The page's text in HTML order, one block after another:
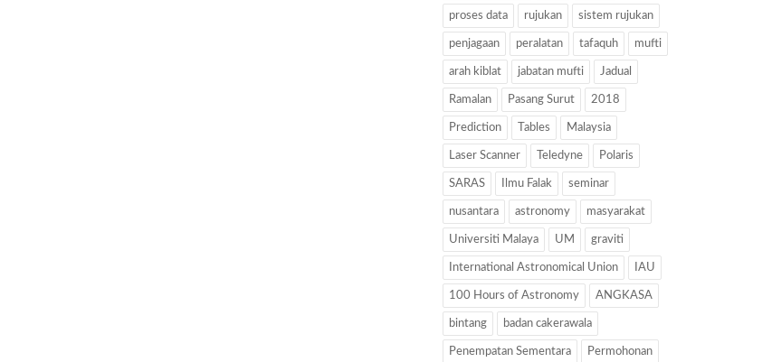
proses data rujukan sistem rujukan
penjagaan peralatan tafaquh mufti
arah kiblat jabatan mufti Jadual
Ramalan Pasang Surut 2018
Prediction Tables Malaysia
Laser Scanner Teledyne Polaris
SARAS Ilmu Falak seminar
nusantara astronomy masyarakat
Universiti Malaya UM graviti
International Astronomical Union IAU
100 Hours of Astronomy ANGKASA
bintang badan cakerawala
Penempatan Sementara Permohonan